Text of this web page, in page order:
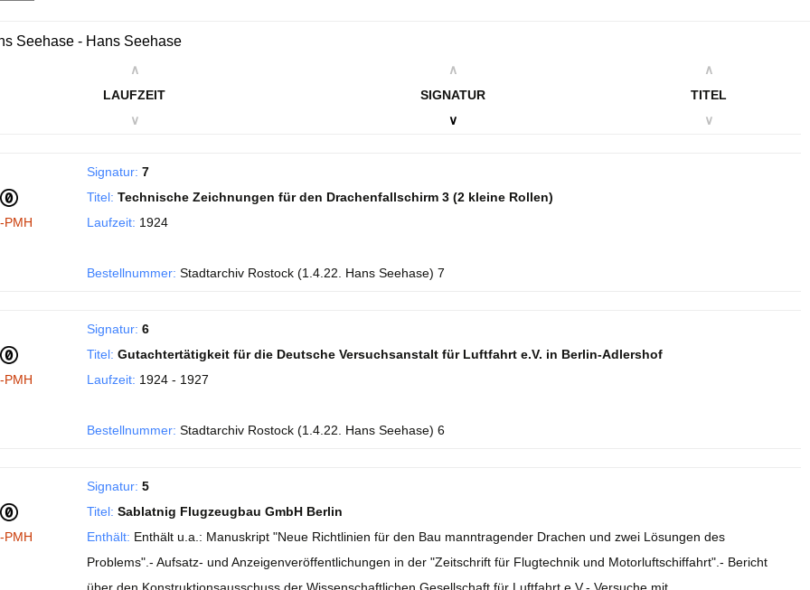
Seehase - Hans Seehase
∧
LAUFZEIT
∨
∧
SIGNATUR
∨
∧
TITEL
∨
PMH
Signatur: 7
Titel: Technische Zeichnungen für den Drachenfallschirm 3 (2 kleine Rollen)
Laufzeit: 1924
Bestellnummer: Stadtarchiv Rostock (1.4.22. Hans Seehase) 7
PMH
Signatur: 6
Titel: Gutachtertätigkeit für die Deutsche Versuchsanstalt für Luftfahrt e.V. in Berlin-Adlershof
Laufzeit: 1924 - 1927
Bestellnummer: Stadtarchiv Rostock (1.4.22. Hans Seehase) 6
PMH
Signatur: 5
Titel: Sablatnig Flugzeugbau GmbH Berlin
Enthält: Enthält u.a.: Manuskript "Neue Richtlinien für den Bau manntragender Drachen und zwei Lösungen des
Problems".- Aufsatz- und Anzeigenveröffentlichungen in der "Zeitschrift für Flugtechnik und Motorluftschiffahrt".- Bericht